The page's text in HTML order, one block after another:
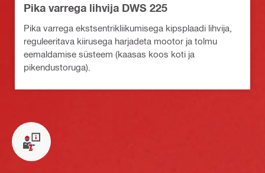
Pika varrega lihvija DWS 225
Pika varrega ekstsentrikliikumisega kipsplaadi lihvija,
reguleeritava kiirusega harjadeta mootor ja tolmu
eemaldamise süsteem (kaasas koos koti ja
pikendustoruga).